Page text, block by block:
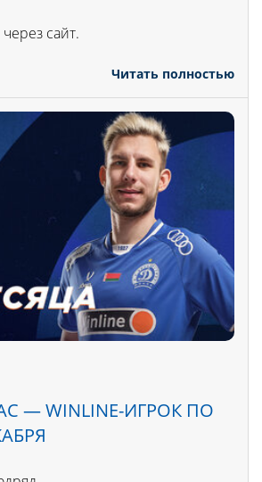
сайт.
Читать полностью
— WINLINE-ИГРОК ПО